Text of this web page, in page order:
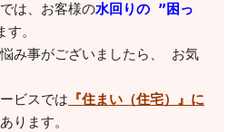
は、お客様の水回りの ”困っ
。
み事がございましたら、 お気
ビスでは 『住まい（住宅）』に
ります。